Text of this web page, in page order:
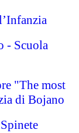
- Scuola
"The most
di Bojano